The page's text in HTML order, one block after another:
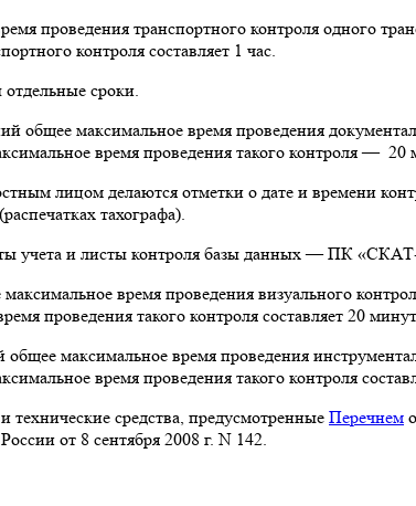
проведения транспортного контроля одного
контроля составляет 1 час.
сроки.
общее максимальное время проведения
время проведения такого контроля — 20
лицом делаются отметки о дате и времени
тахографа).
учета и листы контроля базы данных — ПК
время проведения визуального
проведения такого контроля составляет 20
максимальное время проведения
время проведения такого контроля
технические средства, предусмотренные Перечнем
от 8 сентября 2008 г. N 142.